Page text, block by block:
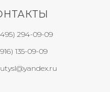
294-09-09
135-09-09